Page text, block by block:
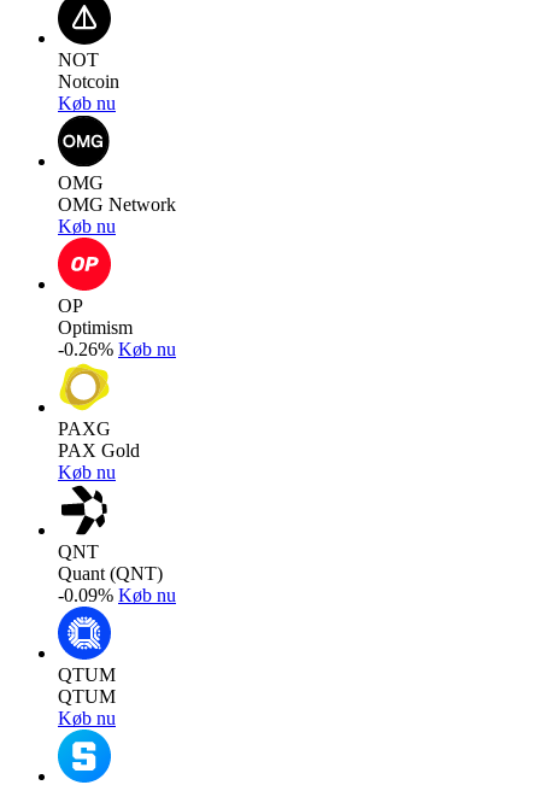
NOT
Notcoin
Køb nu
OMG
OMG Network
Køb nu
OP
Optimism
-0.26% Køb nu
PAXG
PAX Gold
Køb nu
QNT
Quant (QNT)
-0.09% Køb nu
QTUM
QTUM
Køb nu